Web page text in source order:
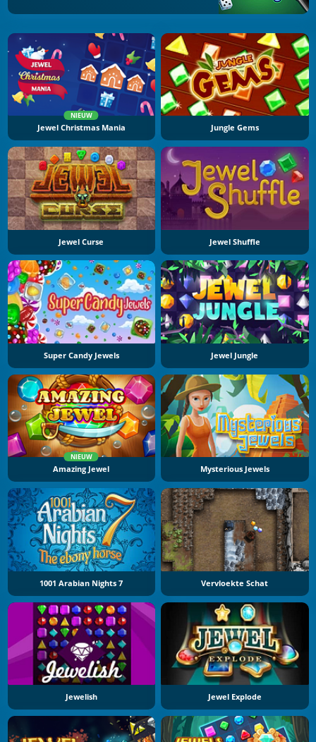
NIEUW
Jewel Christmas Mania Jungle Gems
Jewel Curse Jewel Shuffle
Super Candy Jewels Jewel Jungle
NIEUW
Amazing Jewel Mysterious Jewels
1001 Arabian Nights 7 Vervloekte Schat
Jewelish Jewel Explode